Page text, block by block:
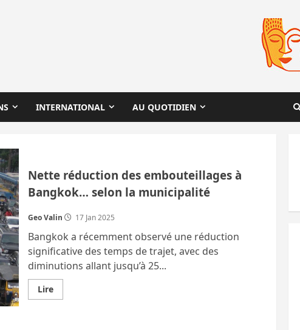
INTERNATIONAL AU QUOTIDIEN
Nette réduction des embouteillages à
Bangkok… selon la municipalité
Geo Valin 17 Jan 2025
Bangkok a récemment observé une réduction
significative des temps de trajet, avec des
diminutions allant jusqu’à 25...
LireEn
savoir